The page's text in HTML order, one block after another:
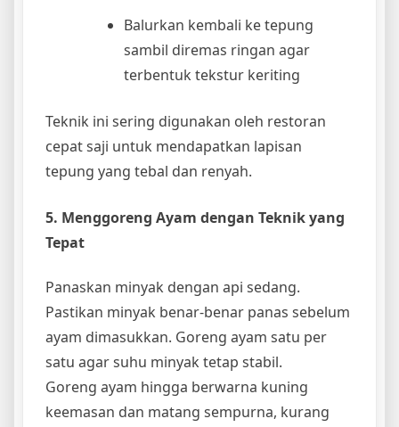
Balurkan kembali ke tepung
sambil diremas ringan agar
terbentuk tekstur keriting
Teknik ini sering digunakan oleh restoran
cepat saji untuk mendapatkan lapisan
tepung yang tebal dan renyah.
5. Menggoreng Ayam dengan Teknik yang
Tepat
Panaskan minyak dengan api sedang.
Pastikan minyak benar-benar panas sebelum
ayam dimasukkan. Goreng ayam satu per
satu agar suhu minyak tetap stabil.
Goreng ayam hingga berwarna kuning
keemasan dan matang sempurna, kurang